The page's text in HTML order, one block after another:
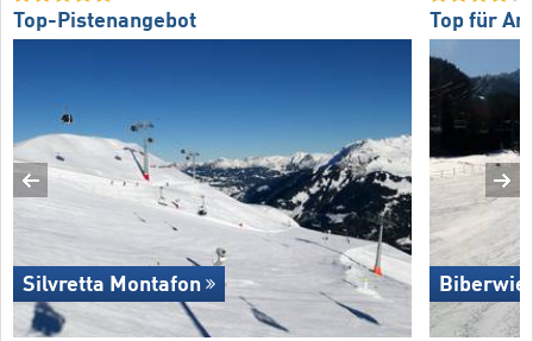
Top-Pistenangebot
Silvretta Montafon
Top für